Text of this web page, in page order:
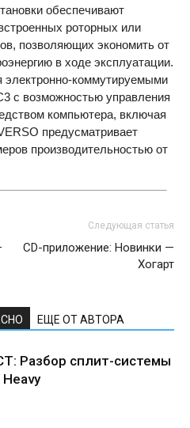
обеспечивают
роторных или
позволяющих экономить от
в ходе эксплуатации.
электронно-коммутируемыми
с возможностью управления
компьютера, включая
предусматривает
производительностью от
Следующая статья
CD-приложение: Новинки —
Хогарт
ЕЩЕ ОТ АВТОРА
Разбор сплит-системы